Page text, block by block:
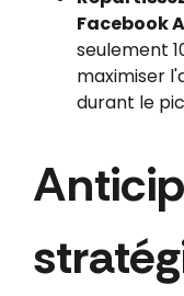
Facebook
seulement
maximiser
durant le